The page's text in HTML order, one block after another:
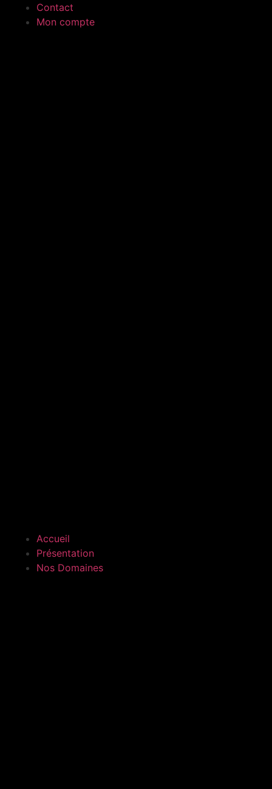
Contact
Mon compte
Accueil
Présentation
Nos Domaines